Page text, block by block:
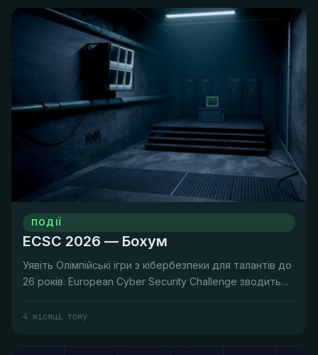
ПОДІЇ
ECSC 2026 — Бохум
Уявіть Олімпійські ігри з кібербезпеки для талантів до
26 років. European Cyber Security Challenge зводить
4 місяці тому